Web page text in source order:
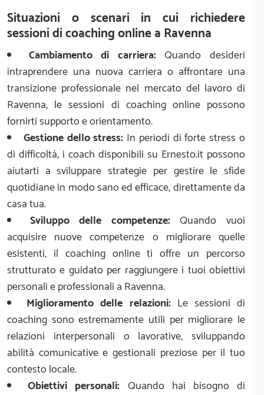
Situazioni o scenari in cui richiedere
sessioni di coaching online a Ravenna
Cambiamento di carriera:Quando desideri
intraprendere una nuova carriera o affrontare una
transizione professionale nel mercato del lavoro di
Ravenna, le sessioni di coaching online possono
fornirti supporto e orientamento.
Gestione dello stress: In periodi di forte stress o
di difficoltà, i coach disponibili su Ernesto.it possono
aiutarti a sviluppare strategie per gestire le sfide
quotidiane in modo sano ed efficace, direttamente da
casa tua.
Sviluppo delle competenze:Quando vuoi
acquisire nuove competenze o migliorare quelle
esistenti, il coaching online ti offre un percorso
strutturato e guidato per raggiungere i tuoi obiettivi
personali e professionali a Ravenna.
Miglioramento delle relazioni:Le sessioni di
coaching sono estremamente utili per migliorare le
relazioni interpersonali o lavorative, sviluppando
abilità comunicative e gestionali preziose per il tuo
contesto locale.
Obiettivi personali: Quando hai bisogno di